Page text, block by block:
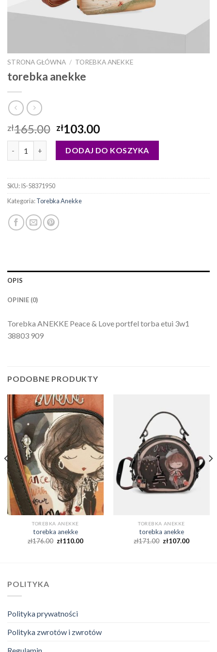
STRONA GŁÓWNA / TOREBKA ANEKKE
torebka anekke
zł165.00 zł103.00
ilość torebka anekkeDODAJ DO KOSZYKA
SKU:IS-58371950
Kategoria:Torebka Anekke
OPIS
OPINIE (0)
Torebka ANEKKE Peace & Love portfel torba etui 3w1
38803 909
PODOBNE PRODUKTY
TOREBKA ANEKKE
torebka anekke
zł176.00 zł110.00
TOREBKA ANEKKE
torebka anekke
zł171.00 zł107.00
POLITYKA
Polityka prywatności
Polityka zwrotów i zwrotów